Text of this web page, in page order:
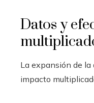
Datos y
La expansión de la
impacto